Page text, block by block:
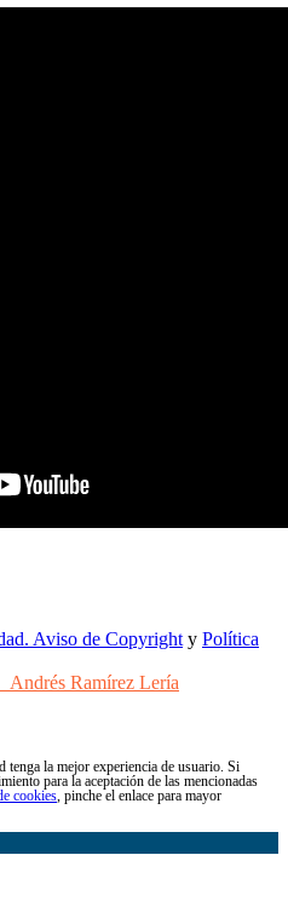
Aviso de Copyright y Política
Andrés Ramírez Lería
tenga la mejor experiencia de usuario. Si
para la aceptación de las mencionadas
cookies, pinche el enlace para mayor